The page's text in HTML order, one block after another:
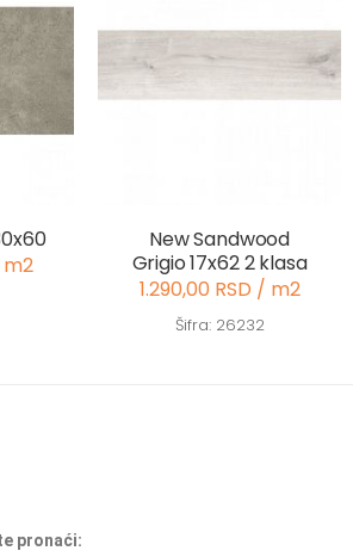
m2
New Sandwood
Grigio 17x62 2 klasa
1.290,00 RSD / m2
Šifra: 26232
pronaći: